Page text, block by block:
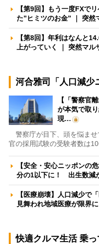
【第9回】もう一度FXで
た”ヒミツのお金” ｜ 突
【第8回】年利はなんと
上がっていく ｜ 突然マ
河合雅司「人口減少
【「警察官
が本気で取
現…
警察庁が目下、頭を悩ませ
官の採用試験の受験者数は
【安全・安心ニッポンの
分の1以下に！ 出生数減
【医療崩壊】人口減少で
見舞われ地域医療が限
快適クルマ生活 乗